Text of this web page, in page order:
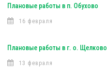
Плановые работы в п. Обухово
16 февраля
Плановые работы в г. о. Щелково
13 февраля